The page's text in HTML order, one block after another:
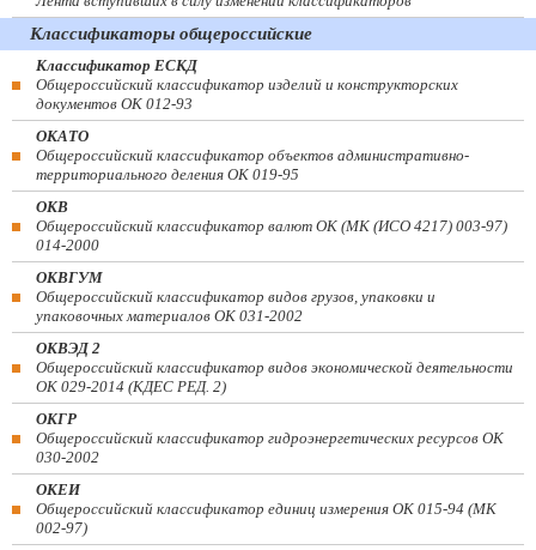
Классификаторы общероссийские
Классификатор ЕСКД
Общероссийский классификатор изделий и конструкторских
документов ОК 012-93
ОКАТО
Общероссийский классификатор объектов административно-
территориального деления ОК 019-95
ОКВ
Общероссийский классификатор валют ОК (МК (ИСО 4217) 003-97)
014-2000
ОКВГУМ
Общероссийский классификатор видов грузов, упаковки и
упаковочных материалов ОК 031-2002
ОКВЭД 2
Общероссийский классификатор видов экономической деятельности
ОК 029-2014 (КДЕС РЕД. 2)
ОКГР
Общероссийский классификатор гидроэнергетических ресурсов ОК
030-2002
ОКЕИ
Общероссийский классификатор единиц измерения ОК 015-94 (МК
002-97)